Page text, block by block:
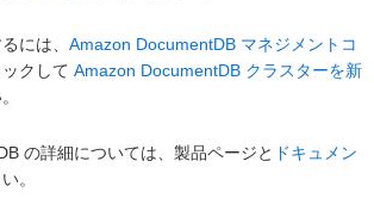
には、 Amazon DocumentDB マネジメントコ
クして Amazon DocumentDB クラスターを新
。
の詳細については、製品ページと ドキュメン
。